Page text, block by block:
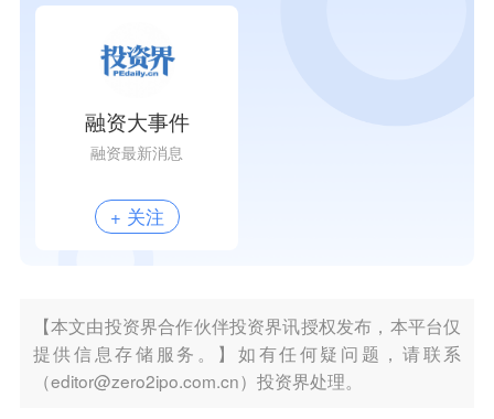
融资大事件
融资最新消息
+ 关注
【本文由投资界合作伙伴投资界讯授权发布，本平台仅
提供信息存储服务。】如有任何疑问题，请联系
（editor@zero2ipo.com.cn）投资界处理。